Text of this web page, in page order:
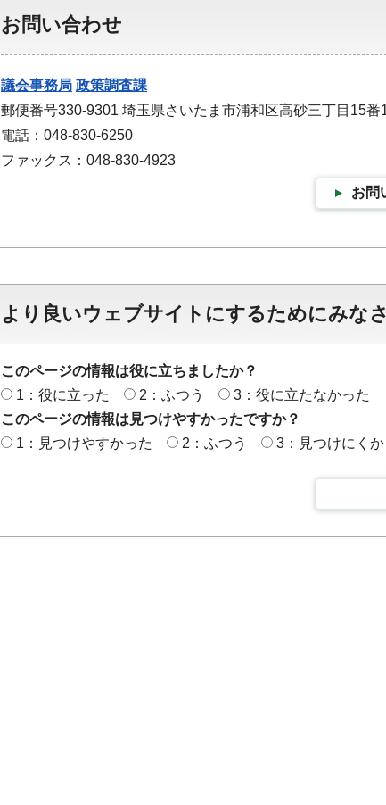
お問い合わせ
議会事務局 政策調査課
郵便番号330-9301 埼玉県さいたま市浦和区高砂三丁目15番
電話：048-830-6250
ファックス：048-830-4923
お問
より良いウェブサイトにするためにみな
このページの情報は役に立ちましたか？
1：役に立った
2：ふつう
3：役に立たなかった
このページの情報は見つけやすかったですか？
1：見つけやすかった
2：ふつう 3：見つけにくか